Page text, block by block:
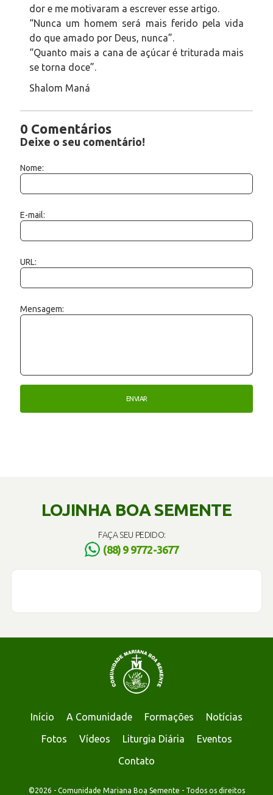
dor e me motivaram a escrever esse artigo.
“Nunca um homem será mais ferido pela vida
do que amado por Deus, nunca”.
“Quanto mais a cana de açúcar é triturada mais
se torna doce”.
Shalom Maná
0 Comentários
Deixe o seu comentário!
Nome:
E-mail:
URL:
Mensagem:
LOJINHA BOA SEMENTE
FAÇA SEU PEDIDO:
(88) 9 9772-3677
Início A Comunidade Formações
Notícias
Fotos
Vídeos Liturgia Diária
Eventos
Contato
©2026 - Comunidade Mariana Boa Semente - Todos os direitos